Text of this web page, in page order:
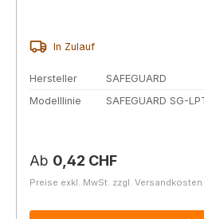
In Zulauf
Hersteller
SAFEGUARD
Modelllinie
SAFEGUARD SG-
Regulärer Preis:
Ab 0,42 CHF
Preise exkl. MwSt. zzgl. Versandkosten